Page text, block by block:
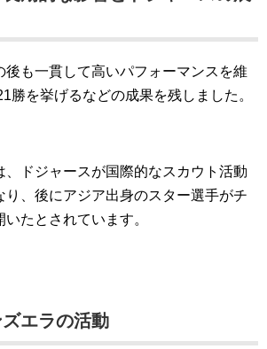
後も一貫して高いパフォーマンスを維
勝を挙げるなどの成果を残しました。
、ドジャースが国際的なスカウト活動
り、後にアジア出身のスター選手がチ
たとされています。
エラの活動